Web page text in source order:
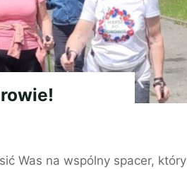
Was na wspólny spacer, który